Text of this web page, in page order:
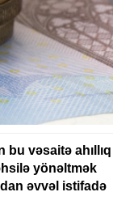
vəsaitə ahıllıq
yönəltmək
əvvəl istifadə